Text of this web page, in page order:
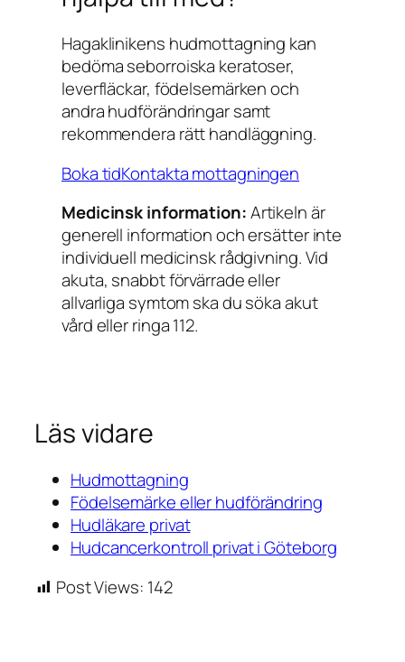
Hagaklinikens hudmottagning kan
bedöma seborroiska keratoser,
leverfläckar, födelsemärken och
andra hudförändringar samt
rekommendera rätt handläggning.
Boka tidKontakta mottagningen
Medicinsk information:Artikeln är
generell information och ersätter inte
individuell medicinsk rådgivning. Vid
akuta, snabbt förvärrade eller
allvarliga symtom ska du söka akut
vård eller ringa 112.
Läs vidare
Hudmottagning
Födelsemärke eller hudförändring
Hudläkare privat
Hudcancerkontroll privat i Göteborg
Post Views: 142